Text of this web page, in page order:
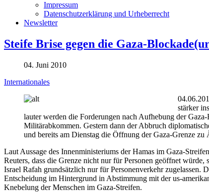
Impressum
Datenschutzerklärung und Urheberrecht
Newsletter
Steife Brise gegen die Gaza-
04. Juni 2010
Internationales
stärker
lauter werden die Forderungen nach Aufhebung der
Militärabkommen. Gestern dann der Abbruch
und bereits am Dienstag die Öffnung der Gaza-Grenze zu
Laut Aussage des Innenministeriums der Hamas im Gaza-
Reuters, dass die Grenze nicht nur für Personen geöffnet
Israel Rafah grundsätzlich nur für Personenverkehr
Entscheidung im Hintergrund in Abstimmung mit der us-
Knebelung der Menschen im Gaza-Streifen.